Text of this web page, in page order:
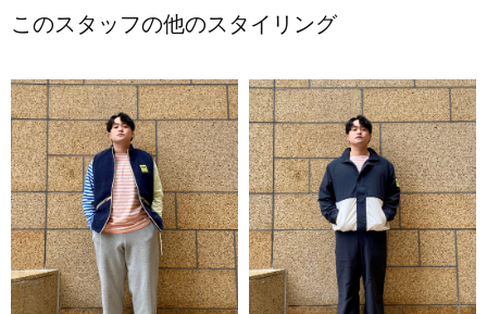
このスタッフの他のスタイリング